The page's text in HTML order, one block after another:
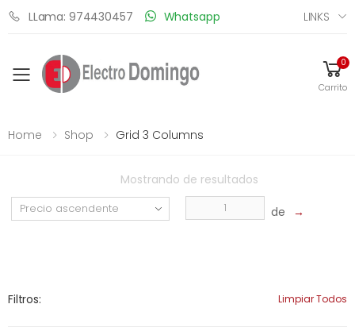
LLama: 974430457 Whatsapp LINKS
Toggle mobile menu
0
Carrito
Home Shop Grid 3 Columns
Mostrando de resultados
de →
Filtros: Limpiar Todos